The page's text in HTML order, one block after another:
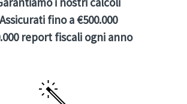
Assicurati fino a €500.000
report fiscali ogni anno